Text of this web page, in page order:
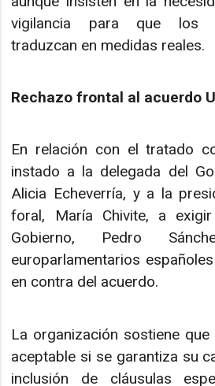
vigilancia para que los
traduzcan en medidas reales.
Rechazo frontal al acuerdo
En relación con el tratado
instado a la delegada del
Alicia Echeverría, y a la
foral, María Chivite, a
Gobierno, Pedro
europarlamentarios
en contra del acuerdo.
La organización sostiene
aceptable si se garantiza su
inclusión de cláusulas